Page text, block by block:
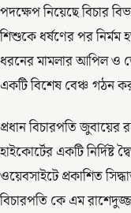
পদক্ষেপ নিয়েছে বিচার
শিশুকে ধর্ষণের পর
ধরনের মামলার আপিল ও
একটি বিশেষ বেঞ্চ গঠন
প্রধান বিচারপতি জুবায়ের
হাইকোর্টের একটি নির্দিষ্ট
ওয়েবসাইটে প্রকাশিত
বিচারপতি কে এম